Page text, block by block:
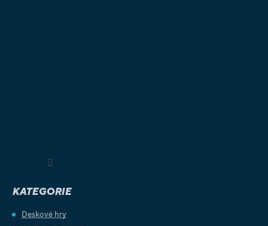
KATEGORIE
Deskové hry